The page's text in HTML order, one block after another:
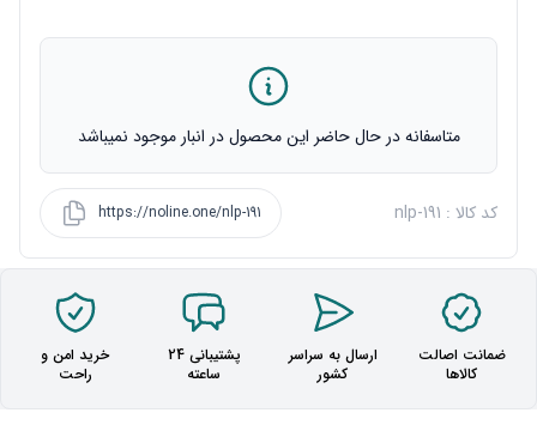
متاسفانه در حال حاضر این محصول در انبار موجود نمیباشد
کد کالا : nlp-191 https://noline.one/nlp-191
ضمانت اصالت
کالاها
ارسال به سراسر
کشور
پشتیبانی 24
ساعته
خرید امن و
راحت